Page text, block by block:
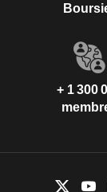
+ 1 300